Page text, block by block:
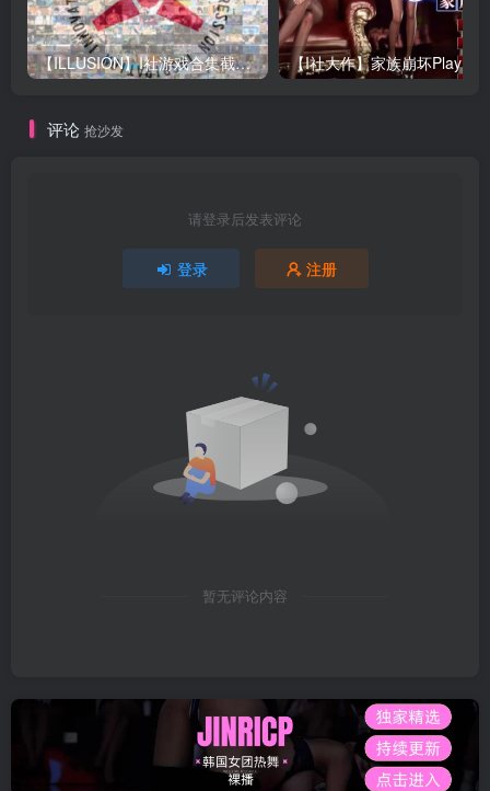
【ILLUSION】I社游戏合集截至2025 无修正汉化硬盘纯净版手慢无[微云/OD]
评论 抢沙发
请登录后发表评论
登录 注册
暂无评论内容